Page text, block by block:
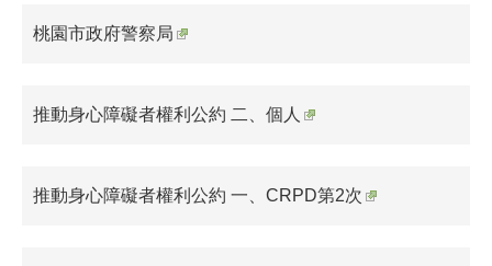
桃園市政府警察局
推動身心障礙者權利公約 二、個人
推動身心障礙者權利公約 一、CRPD第2次